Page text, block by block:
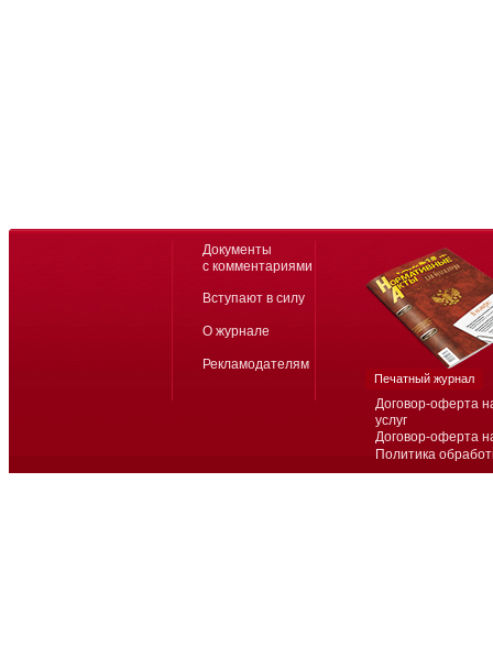
Договор-оферта
услуг
Договор-оферта
Политика
Документы
с комментариями
Вступают в силу
О журнале
Рекламодателям
Печатный журнал